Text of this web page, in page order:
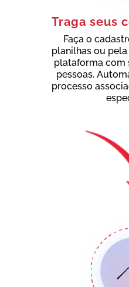
Traga seus
Faça o
planilhas ou
plataforma com
pessoas.
processo